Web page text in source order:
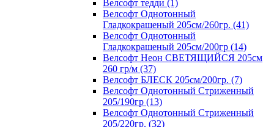
Велсофт тедди (1)
Велсофт Однотонный
Гладкокрашеный 205см/260гр. (41)
Велсофт Однотонный
Гладкокрашеный 205см/200гр (14)
Велсофт Неон СВЕТЯЩИЙСЯ 205см
260 гр/м (37)
Велсофт БЛЕСК 205см/200гр. (7)
Велсофт Однотонный Стриженный
205/190гр (13)
Велсофт Однотонный Стриженный
205/220гр. (32)